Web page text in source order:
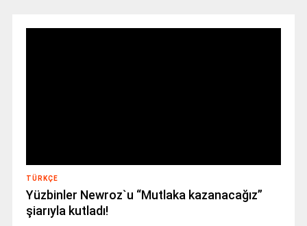
TÜRKÇE
Yüzbinler Newroz`u “Mutlaka kazanacağız”
şiarıyla kutladı!